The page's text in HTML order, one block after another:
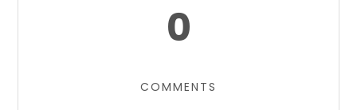
0
COMMENTS